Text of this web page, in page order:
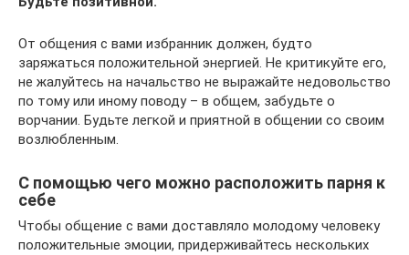
От общения с вами избранник должен, будто
заряжаться положительной энергией. Не критикуйте его,
не жалуйтесь на начальство не выражайте недовольство
по тому или иному поводу – в общем, забудьте о
ворчании. Будьте легкой и приятной в общении со своим
возлюбленным.
С помощью чего можно расположить парня к
себе
Чтобы общение с вами доставляло молодому человеку
положительные эмоции, придерживайтесь нескольких